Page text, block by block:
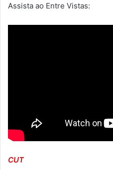
Assista ao Entre Vistas:
CUT